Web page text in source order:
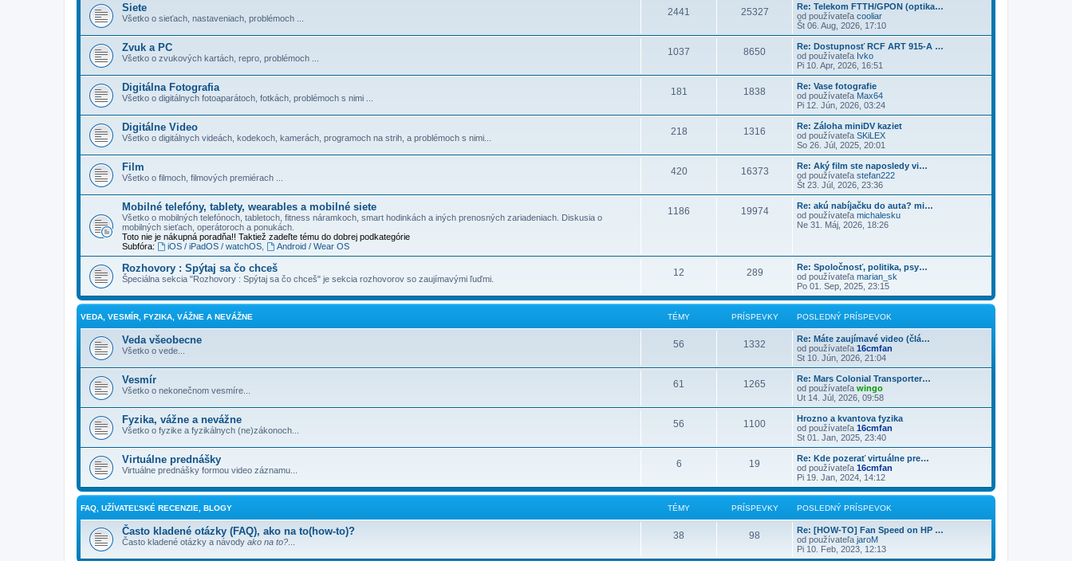
Siete
Všetko o sieťach, nastaveniach, problémoch ...
2441 25327
Re: Telekom FTTH/GPON (optika…
od používateľa cooliar
Št 06. Aug, 2026, 17:10
Zvuk a PC
Všetko o zvukových kartách, repro, problémoch ...
1037 8650
Re: Dostupnosť RCF ART 915-A …
od používateľa Ivko
Pi 10. Apr, 2026, 16:51
Digitálna Fotografia
Všetko o digitálnych fotoaparátoch, fotkách, problémoch s nimi ...
181 1838
Re: Vase fotografie
od používateľa Max64
Pi 12. Jún, 2026, 03:24
Digitálne Video
Všetko o digitálnych videách, kodekoch, kamerách, programoch na strih, a problémoch s nimi...
218 1316
Re: Záloha miniDV kaziet
od používateľa SKiLEX
So 26. Júl, 2025, 20:01
Film
Všetko o filmoch, filmových premiérach ...
420 16373
Re: Aký film ste naposledy vi…
od používateľa stefan222
Št 23. Júl, 2026, 23:36
Mobilné telefóny, tablety, wearables a mobilné siete
Všetko o mobilných telefónoch, tabletoch, fitness náramkoch, smart hodinkách a iných prenosných zariadeniach. Diskusia o
mobilných sieťach, operátoroch a ponukách.
Toto nie je nákupná poradňa!! Taktiež zadeľte tému do dobrej podkategórie
Subfóra:
iOS / iPadOS / watchOS, Android / Wear OS
1186 19974
Re: akú nabíjačku do auta? mi…
od používateľa michalesku
Ne 31. Máj, 2026, 18:26
Rozhovory : Spýtaj sa čo chceš
Špeciálna sekcia "Rozhovory : Spýtaj sa čo chceš" je sekcia rozhovorov so zaujímavými ľuďmi.
12 289
Re: Spoločnosť, politika, psy…
od používateľa marian_sk
Po 01. Sep, 2025, 23:15
VEDA, VESMÍR, FYZIKA, VÁŽNE A NEVÁŽNE TÉMY PRÍSPEVKY POSLEDNÝ PRÍSPEVOK
Veda všeobecne
Všetko o vede...
56 1332
Re: Máte zaujímavé video (člá…
od používateľa 16cmfan
St 10. Jún, 2026, 21:04
Vesmír
Všetko o nekonečnom vesmíre...
61 1265
Re: Mars Colonial Transporter…
od používateľa wingo
Ut 14. Júl, 2026, 09:58
Fyzika, vážne a nevážne
Všetko o fyzike a fyzikálnych (ne)zákonoch...
56 1100
Hrozno a kvantova fyzika
od používateľa 16cmfan
St 01. Jan, 2025, 23:40
Virtuálne prednášky
Virtuálne prednášky formou video záznamu...
6 19
Re: Kde pozerať virtuálne pre…
od používateľa 16cmfan
Pi 19. Jan, 2024, 14:12
FAQ, UŽÍVATEĽSKÉ RECENZIE, BLOGY TÉMY PRÍSPEVKY POSLEDNÝ PRÍSPEVOK
Často kladené otázky (FAQ), ako na to(how-to)?
Často kladené otázky a návody ako na to?
38 98
Re: [HOW-TO] Fan Speed on HP …
od používateľa jaroM
Pi 10. Feb, 2023, 12:13